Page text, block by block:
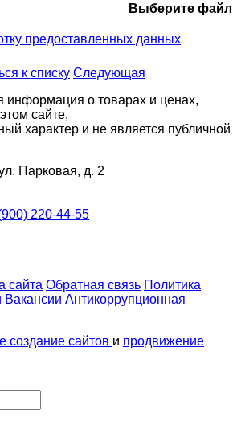
Выберите файл
предоставленных данных
к списку Следующая
о товарах и ценах,
сайте,
характер и не является публичной
Парковая, д. 2
220-44-55
сайта Обратная связь Политика
Вакансии Антикоррупционная
создание сайтов и продвижение